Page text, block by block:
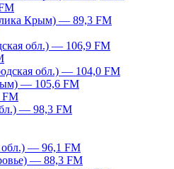
Крым) — 89,3 FM
обл.) — 106,9 FM
обл.) — 104,0 FM
— 105,6 FM
— 98,3 FM
обл.) — 96,1 FM
— 88,3 FM